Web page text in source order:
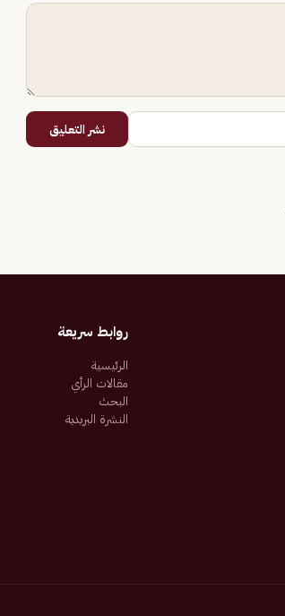
نشر التعليق
روابط سريعة
الرئيسية
مقالات الرأي
البحث
النشرة البريدية